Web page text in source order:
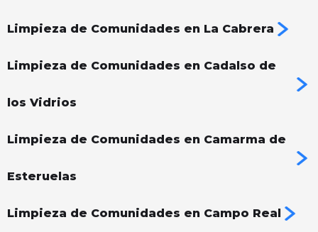
Limpieza de Comunidades en La Cabrera
Limpieza de Comunidades en Cadalso de
los Vidrios
Limpieza de Comunidades en Camarma de
Esteruelas
Limpieza de Comunidades en Campo Real